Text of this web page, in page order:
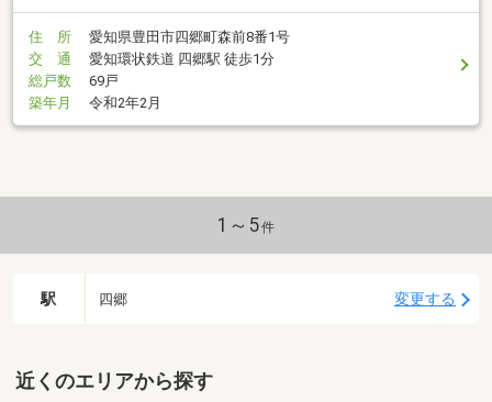
住 所
愛知県豊田市四郷町森前8番1号
交 通
愛知環状鉄道 四郷駅 徒歩1分
総戸数
69戸
築年月
令和2年2月
1～5件
駅 四郷 変更する
近くのエリアから探す